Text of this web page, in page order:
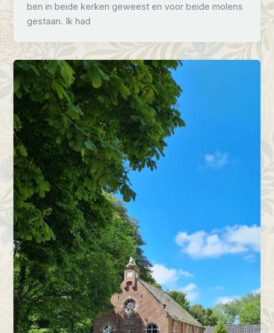
ben in beide kerken geweest en voor beide molens
gestaan. Ik had